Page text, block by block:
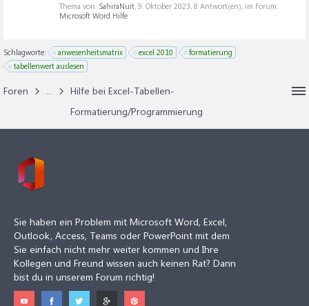
Thema von: SahiraNuit, 9. Oktober 2023, 8 Antwort(en), im Forum:
Microsoft Word Hilfe
Schlagworte: anwesenheitsmatrix excel 2010
formatierung
tabellenwert auslesen
Foren ...
Hilfe bei Excel-Tabellen-
Formatierung/Programmierung
Sie haben ein Problem mit Microsoft Word, Excel,
Outlook, Access, Teams oder PowerPoint mit dem
Sie einfach nicht mehr weiter kommen und Ihre
Kollegen und Freund wissen auch keinen Rat? Dann
bist du in unserem Forum richtig!